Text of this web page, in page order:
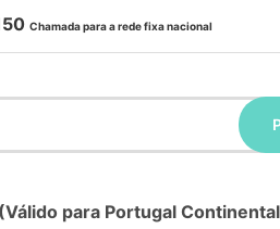
Chamada para a rede fixa nacional
para Portugal